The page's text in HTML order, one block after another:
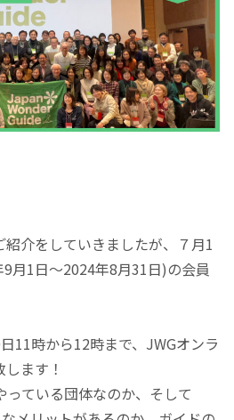
介をしていきましたが、７月1
月1日～2024年8月31日)の会員
11時から12時まで、JWGオンラ
ます！
っている団体なのか、そして